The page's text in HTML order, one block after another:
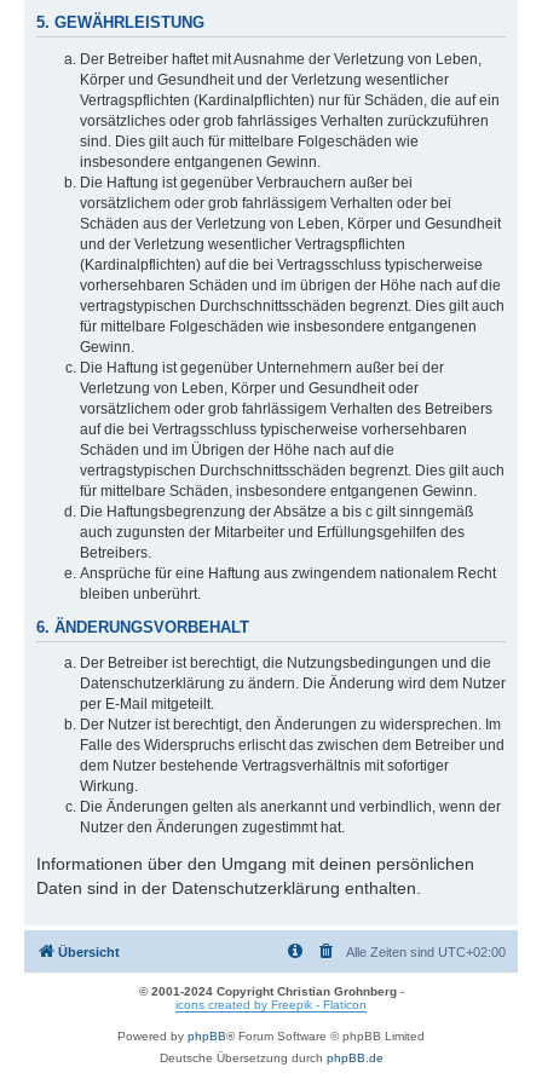
5. GEWÄHRLEISTUNG
Der Betreiber haftet mit Ausnahme der Verletzung von Leben,
Körper und Gesundheit und der Verletzung wesentlicher
Vertragspflichten (Kardinalpflichten) nur für Schäden, die auf ein
vorsätzliches oder grob fahrlässiges Verhalten zurückzuführen
sind. Dies gilt auch für mittelbare Folgeschäden wie
insbesondere entgangenen Gewinn.
Die Haftung ist gegenüber Verbrauchern außer bei
vorsätzlichem oder grob fahrlässigem Verhalten oder bei
Schäden aus der Verletzung von Leben, Körper und Gesundheit
und der Verletzung wesentlicher Vertragspflichten
(Kardinalpflichten) auf die bei Vertragsschluss typischerweise
vorhersehbaren Schäden und im übrigen der Höhe nach auf die
vertragstypischen Durchschnittsschäden begrenzt. Dies gilt auch
für mittelbare Folgeschäden wie insbesondere entgangenen
Gewinn.
Die Haftung ist gegenüber Unternehmern außer bei der
Verletzung von Leben, Körper und Gesundheit oder
vorsätzlichem oder grob fahrlässigem Verhalten des Betreibers
auf die bei Vertragsschluss typischerweise vorhersehbaren
Schäden und im Übrigen der Höhe nach auf die
vertragstypischen Durchschnittsschäden begrenzt. Dies gilt auch
für mittelbare Schäden, insbesondere entgangenen Gewinn.
Die Haftungsbegrenzung der Absätze a bis c gilt sinngemäß
auch zugunsten der Mitarbeiter und Erfüllungsgehilfen des
Betreibers.
Ansprüche für eine Haftung aus zwingendem nationalem Recht
bleiben unberührt.
6. ÄNDERUNGSVORBEHALT
Der Betreiber ist berechtigt, die Nutzungsbedingungen und die
Datenschutzerklärung zu ändern. Die Änderung wird dem Nutzer
per E-Mail mitgeteilt.
Der Nutzer ist berechtigt, den Änderungen zu widersprechen. Im
Falle des Widerspruchs erlischt das zwischen dem Betreiber und
dem Nutzer bestehende Vertragsverhältnis mit sofortiger
Wirkung.
Die Änderungen gelten als anerkannt und verbindlich, wenn der
Nutzer den Änderungen zugestimmt hat.
Informationen über den Umgang mit deinen persönlichen
Daten sind in der Datenschutzerklärung enthalten.
Übersicht Alle Zeiten sind UTC+02:00
© 2001-2024 Copyright Christian Grohnberg-
icons created by Freepik - Flaticon
Powered by phpBB® Forum Software © phpBB Limited
Deutsche Übersetzung durch phpBB.de